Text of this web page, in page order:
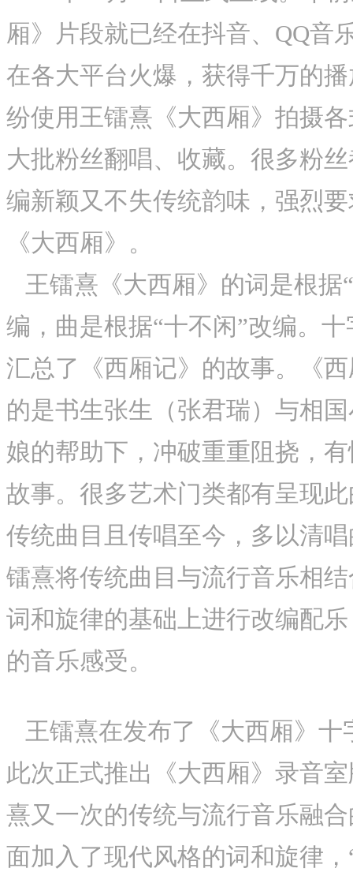
厢》片段就已经在抖音、QQ音
在各大平台火爆，获得千万的
纷使用王镭熹《大西厢》拍摄
大批粉丝翻唱、收藏。很多粉
编新颖又不失传统韵味，强烈
《大西厢》。
王镭熹《大西厢》的词是根据
编，曲是根据“十不闲”改编。
汇总了《西厢记》的故事。《
的是书生张生（张君瑞）与相
娘的帮助下，冲破重重阻挠，
故事。很多艺术门类都有呈现
传统曲目且传唱至今，多以清
镭熹将传统曲目与流行音乐相
词和旋律的基础上进行改编配
的音乐感受。
王镭熹在发布了《大西厢》十
此次正式推出《大西厢》录音
熹又一次的传统与流行音乐融
面加入了现代风格的词和旋律